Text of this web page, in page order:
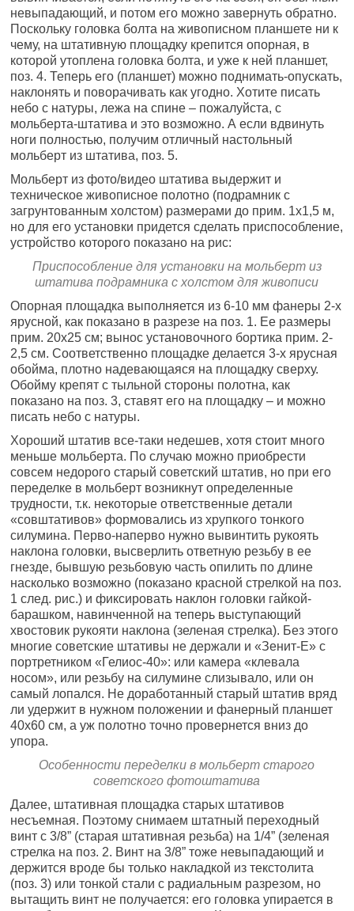
невыпадающий, и потом его можно завернуть обратно.
Поскольку головка болта на живописном планшете ни к
чему, на штативную площадку крепится опорная, в
которой утоплена головка болта, и уже к ней планшет,
поз. 4. Теперь его (планшет) можно поднимать-опускать,
наклонять и поворачивать как угодно. Хотите писать
небо с натуры, лежа на спине – пожалуйста, с
мольберта-штатива и это возможно. А если вдвинуть
ноги полностью, получим отличный настольный
мольберт из штатива, поз. 5.
Мольберт из фото/видео штатива выдержит и
техническое живописное полотно (подрамник с
загрунтованным холстом) размерами до прим. 1х1,5 м,
но для его установки придется сделать приспособление,
устройство которого показано на рис:
Приспособление для установки на мольберт из
штатива подрамника с холстом для живописи
Опорная площадка выполняется из 6-10 мм фанеры 2-х
ярусной, как показано в разрезе на поз. 1. Ее размеры
прим. 20х25 см; вынос установочного бортика прим. 2-
2,5 см. Соответственно площадке делается 3-х ярусная
обойма, плотно надевающаяся на площадку сверху.
Обойму крепят с тыльной стороны полотна, как
показано на поз. 3, ставят его на площадку – и можно
писать небо с натуры.
Хороший штатив все-таки недешев, хотя стоит много
меньше мольберта. По случаю можно приобрести
совсем недорого старый советский штатив, но при его
переделке в мольберт возникнут определенные
трудности, т.к. некоторые ответственные детали
«совштативов» формовались из хрупкого тонкого
силумина. Перво-наперво нужно вывинтить рукоять
наклона головки, высверлить ответную резьбу в ее
гнезде, бывшую резьбовую часть опилить по длине
насколько возможно (показано красной стрелкой на поз.
1 след. рис.) и фиксировать наклон головки гайкой-
барашком, навинченной на теперь выступающий
хвостовик рукояти наклона (зеленая стрелка). Без этого
многие советские штативы не держали и «Зенит-Е» с
портретником «Гелиос-40»: или камера «клевала
носом», или резьбу на силумине слизывало, или он
самый лопался. Не доработанный старый штатив вряд
ли удержит в нужном положении и фанерный планшет
40х60 см, а уж полотно точно провернется вниз до
упора.
Особенности переделки в мольберт старого
советского фотоштатива
Далее, штативная площадка старых штативов
несъемная. Поэтому снимаем штатный переходный
винт с 3/8” (старая штативная резьба) на 1/4” (зеленая
стрелка на поз. 2. Винт на 3/8” тоже невыпадающий и
держится вроде бы только накладкой из текстолита
(поз. 3) или тонкой стали с радиальным разрезом, но
вытащить винт не получается: его головка упирается в